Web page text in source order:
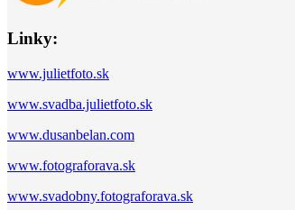
Linky:
www.julietfoto.sk
www.svadba.julietfoto.sk
www.dusanbelan.com
www.fotograforava.sk
www.svadobny.fotograforava.sk